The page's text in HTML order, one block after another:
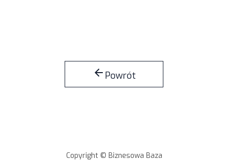
arrow_back Powrót
Copyright © Biznesowa Baza